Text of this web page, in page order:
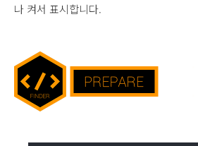
나 켜서 표시합니다.